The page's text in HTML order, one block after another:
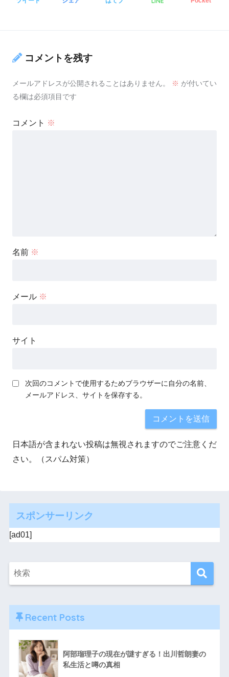
コメントを残す
メールアドレスが公開されることはありません。 ※ が付いてい
る欄は必須項目です
コメント ※
名前 ※
メール ※
サイト
次回のコメントで使用するためブラウザーに自分の名前、
メールアドレス、サイトを保存する。
日本語が含まれない投稿は無視されますのでご注意くだ
さい。（スパム対策）
スポンサーリンク
[ad01]
Recent Posts
阿部瑠理子の現在が謎すぎる！出川哲朗妻の
私生活と噂の真相